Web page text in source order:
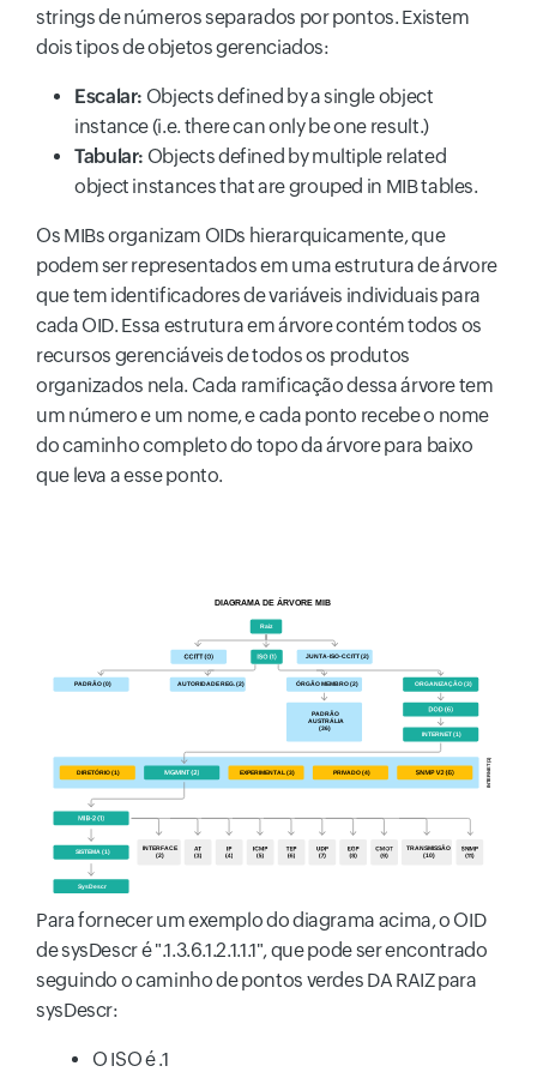
strings de números separados por pontos. Existem
dois tipos de objetos gerenciados:
Escalar: Objects defined by a single object
instance (i.e. there can only be one result.)
Tabular: Objects defined by multiple related
object instances that are grouped in MIB tables.
Os MIBs organizam OIDs hierarquicamente, que
podem ser representados em uma estrutura de árvore
que tem identificadores de variáveis individuais para
cada OID. Essa estrutura em árvore contém todos os
recursos gerenciáveis de todos os produtos
organizados nela. Cada ramificação dessa árvore tem
um número e um nome, e cada ponto recebe o nome
do caminho completo do topo da árvore para baixo
que leva a esse ponto.
Para fornecer um exemplo do diagrama acima, o OID
de sysDescr é ".1.3.6.1.2.1.1.1", que pode ser encontrado
seguindo o caminho de pontos verdes DA RAIZ para
sysDescr:
O ISO é .1